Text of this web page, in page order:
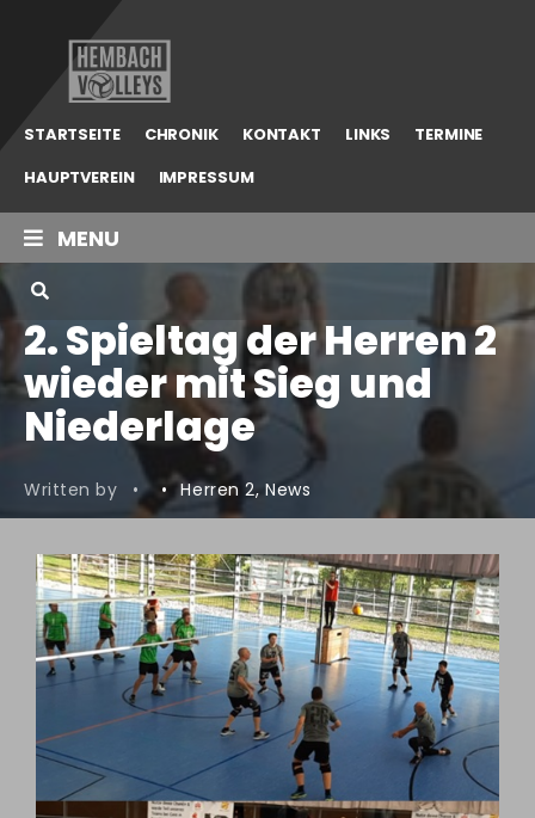
Hembach
Volleys
STARTSEITE CHRONIK KONTAKT LINKS
TERMINE
HAUPTVEREIN
IMPRESSUM
MENU
2. Spieltag der Herren 2
wieder mit Sieg und
Niederlage
Written by • • Herren 2,News